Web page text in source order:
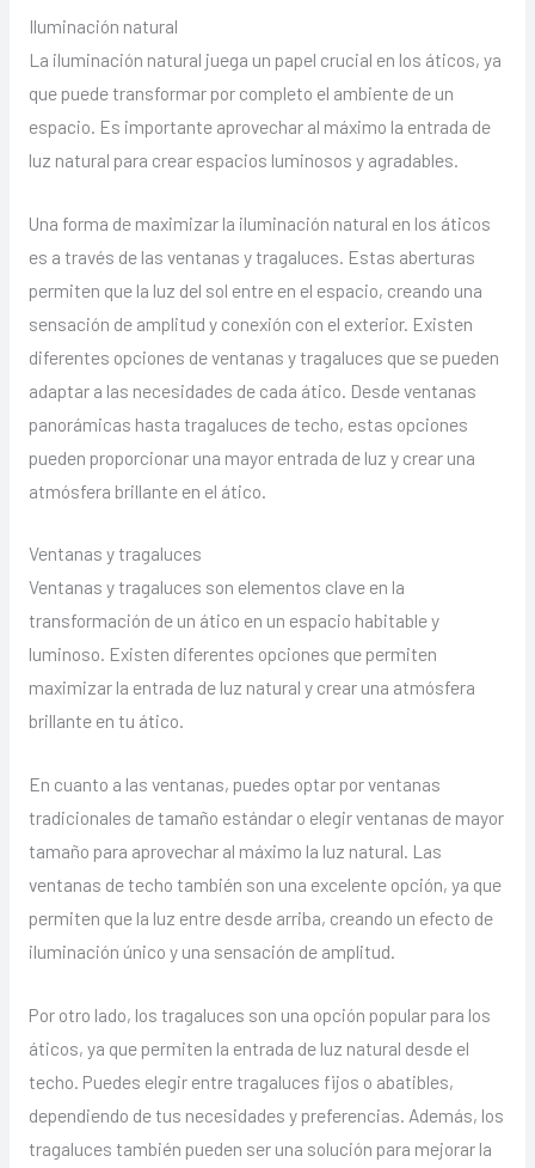
Iluminación natural
La iluminación natural juega un papel crucial en los áticos, ya
que puede transformar por completo el ambiente de un
espacio. Es importante aprovechar al máximo la entrada de
luz natural para crear espacios luminosos y agradables.
Una forma de maximizar la iluminación natural en los áticos
es a través de las ventanas y tragaluces. Estas aberturas
permiten que la luz del sol entre en el espacio, creando una
sensación de amplitud y conexión con el exterior. Existen
diferentes opciones de ventanas y tragaluces que se pueden
adaptar a las necesidades de cada ático. Desde ventanas
panorámicas hasta tragaluces de techo, estas opciones
pueden proporcionar una mayor entrada de luz y crear una
atmósfera brillante en el ático.
Ventanas y tragaluces
Ventanas y tragaluces son elementos clave en la
transformación de un ático en un espacio habitable y
luminoso. Existen diferentes opciones que permiten
maximizar la entrada de luz natural y crear una atmósfera
brillante en tu ático.
En cuanto a las ventanas, puedes optar por ventanas
tradicionales de tamaño estándar o elegir ventanas de mayor
tamaño para aprovechar al máximo la luz natural. Las
ventanas de techo también son una excelente opción, ya que
permiten que la luz entre desde arriba, creando un efecto de
iluminación único y una sensación de amplitud.
Por otro lado, los tragaluces son una opción popular para los
áticos, ya que permiten la entrada de luz natural desde el
techo. Puedes elegir entre tragaluces fijos o abatibles,
dependiendo de tus necesidades y preferencias. Además, los
tragaluces también pueden ser una solución para mejorar la